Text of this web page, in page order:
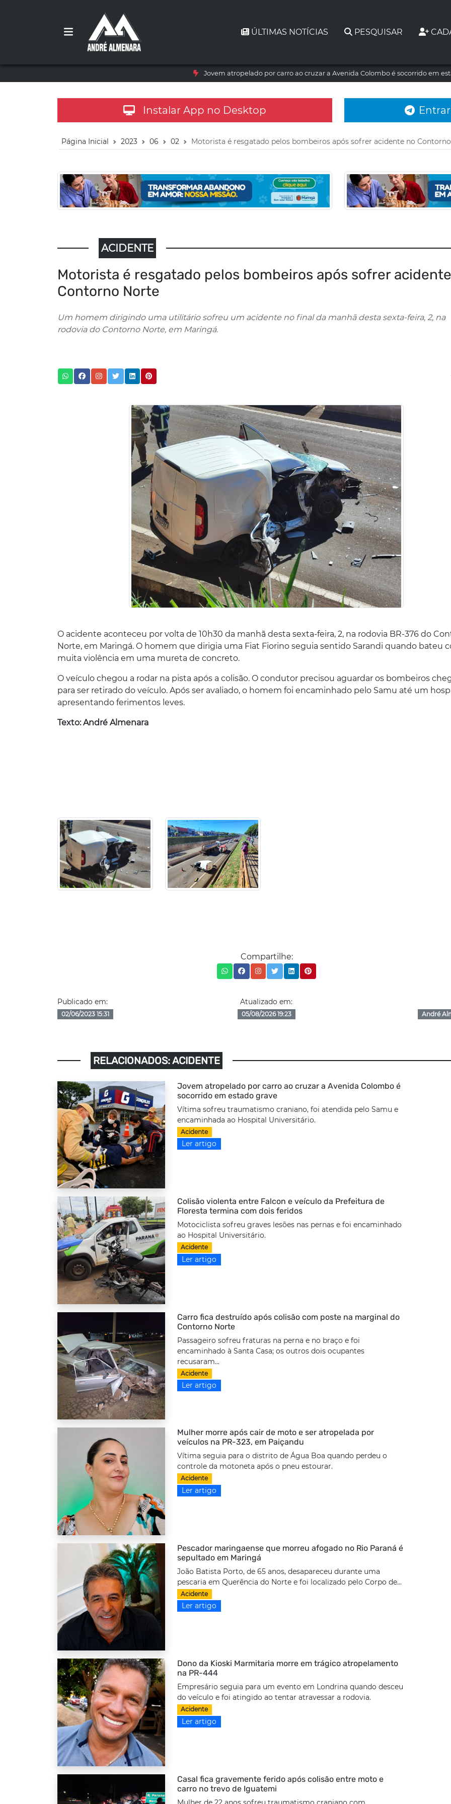
ÚLTIMAS NOTÍCIAS PESQUISAR
Jovem atropelado por carro ao cruzar a Avenida Colombo é socorrido em
Instalar App no Desktop
Página Inicial 2023 06 02 Motorista é resgatado pelos bombeiros após sofrer acidente no
ACIDENTE
Motorista é resgatado pelos bombeiros após sofrer
Contorno Norte
Um homem dirigindo uma utilitário sofreu um acidente no final da manhã desta sexta-feira, 2, na
rodovia do Contorno Norte, em Maringá.
O acidente aconteceu por volta de 10h30 da manhã desta sexta-feira, 2, na rodovia BR-376 do
Norte, em Maringá. O homem que dirigia uma Fiat Fiorino seguia sentido Sarandi quando bateu
muita violência em uma mureta de concreto.
O veículo chegou a rodar na pista após a colisão. O condutor precisou aguardar os bombeiros
para ser retirado do veículo. Após ser avaliado, o homem foi encaminhado pelo Samu até um
apresentando ferimentos leves.
Texto: André Almenara
Compartilhe:
Publicado em:
02/06/2023 15:31
Atualizado em:
05/08/2026 19:23 André
RELACIONADOS: ACIDENTE
Jovem atropelado por carro ao cruzar a Avenida Colombo é
socorrido em estado grave
Vítima sofreu traumatismo craniano, foi atendida pelo Samu e
encaminhada ao Hospital Universitário.
Acidente
Ler artigo
Colisão violenta entre Falcon e veículo da Prefeitura de
Floresta termina com dois feridos
Motociclista sofreu graves lesões nas pernas e foi encaminhado
ao Hospital Universitário.
Acidente
Ler artigo
Carro fica destruído após colisão com poste na marginal do
Contorno Norte
Passageiro sofreu fraturas na perna e no braço e foi
encaminhado à Santa Casa; os outros dois ocupantes
recusaram...
Acidente
Ler artigo
Mulher morre após cair de moto e ser atropelada por
veículos na PR-323, em Paiçandu
Vítima seguia para o distrito de Água Boa quando perdeu o
controle da motoneta após o pneu estourar.
Acidente
Ler artigo
Pescador maringaense que morreu afogado no Rio Paraná é
sepultado em Maringá
João Batista Porto, de 65 anos, desapareceu durante uma
pescaria em Querência do Norte e foi localizado pelo Corpo de...
Acidente
Ler artigo
Dono da Kioski Marmitaria morre em trágico atropelamento
na PR-444
Empresário seguia para um evento em Londrina quando desceu
do veículo e foi atingido ao tentar atravessar a rodovia.
Acidente
Ler artigo
Casal fica gravemente ferido após colisão entre moto e
carro no trevo de Iguatemi